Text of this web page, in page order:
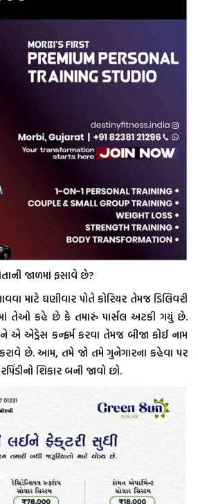
જાળમાં ફસાવે છે?
માટે ઘણીવાર પોતે કોરિયર તેમજ ડિલિવરી
તેઓ કહે છે કે તમારું પાર્સલ અટકી ગયું છે.
એ એડ્રેસ કન્ફર્મ કરવા તેમજ બીજા કોઈ નામ
છે. આમ, તમે જો તમે ગુનેગારના કહેવા પર
શિકાર બની જાવો છો.